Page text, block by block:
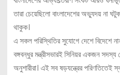
তারা চেয়েছিলো বাংলাদেশের অভ্যুদয় না
থাকুক।
এ সকল পরিস্থিতির সুযোগে দেশে বিদেশে
বঙ্গবন্ধুর মন্ত্রীসভারই সিনিয়র একজন
অনুশারীরা। এই সব ষড়যন্ত্রের পরিণতিতেই